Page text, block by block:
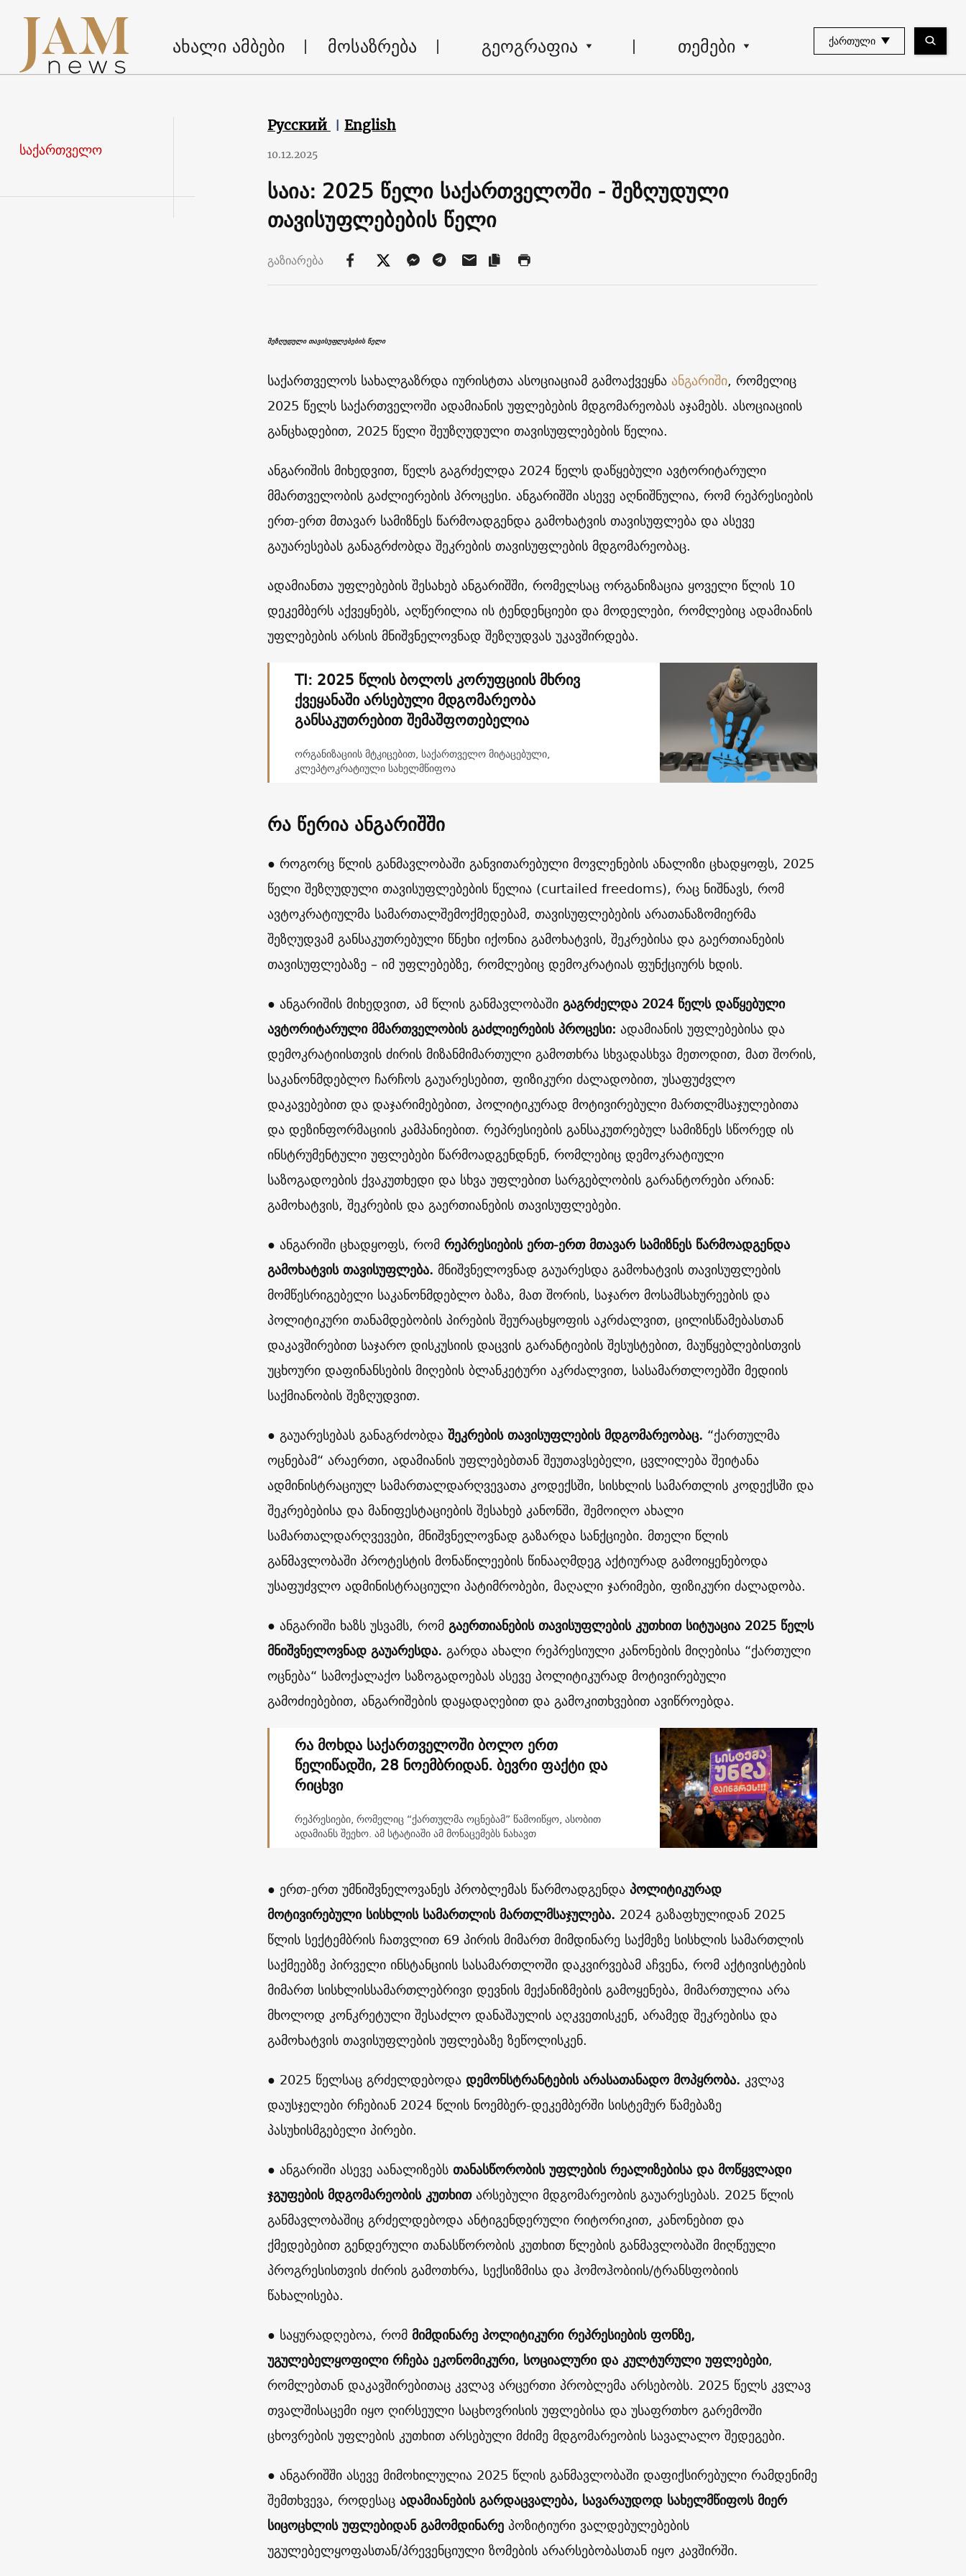
ახალი ამბები მოსაზრება გეოგრაფია თემები ᲥᲐᲠᲗᲣᲚᲘ
საქართველო
Русский English
10.12.2025
საია: 2025 წელი საქართველოში - შეზღუდული
თავისუფლებების წელი
გაზიარება
შეზღუდული თავისუფლებების წელი
საქართველოს სახალგაზრდა იურისტთა ასოციაციამ გამოაქვეყნა ანგარიში, რომელიც
2025 წელს საქართველოში ადამიანის უფლებების მდგომარეობას აჯამებს. ასოციაციის
განცხადებით, 2025 წელი შეუზღუდული თავისუფლებების წელია.
ანგარიშის მიხედვით, წელს გაგრძელდა 2024 წელს დაწყებული ავტორიტარული
მმართველობის გაძლიერების პროცესი. ანგარიშში ასევე აღნიშნულია, რომ რეპრესიების
ერთ-ერთ მთავარ სამიზნეს წარმოადგენდა გამოხატვის თავისუფლება და ასევე
გაუარესებას განაგრძობდა შეკრების თავისუფლების მდგომარეობაც.
ადამიანთა უფლებების შესახებ ანგარიშში, რომელსაც ორგანიზაცია ყოველი წლის 10
დეკემბერს აქვეყნებს, აღწერილია ის ტენდენციები და მოდელები, რომლებიც ადამიანის
უფლებების არსის მნიშვნელოვნად შეზღუდვას უკავშირდება.
TI: 2025 წლის ბოლოს კორუფციის მხრივ
ქვეყანაში არსებული მდგომარეობა
განსაკუთრებით შემაშფოთებელია
ორგანიზაციის მტკიცებით, საქართველო მიტაცებული,
კლეპტოკრატიული სახელმწიფოა
რა წერია ანგარიშში
● როგორც წლის განმავლობაში განვითარებული მოვლენების ანალიზი ცხადყოფს, 2025
წელი შეზღუდული თავისუფლებების წელია (curtailed freedoms), რაც ნიშნავს, რომ
ავტოკრატიულმა სამართალშემოქმედებამ, თავისუფლებების არათანაზომიერმა
შეზღუდვამ განსაკუთრებული წნეხი იქონია გამოხატვის, შეკრებისა და გაერთიანების
თავისუფლებაზე – იმ უფლებებზე, რომლებიც დემოკრატიას ფუნქციურს ხდის.
● ანგარიშის მიხედვით, ამ წლის განმავლობაშიგაგრძელდა 2024 წელს დაწყებული
ავტორიტარული მმართველობის გაძლიერების პროცესი: ადამიანის უფლებებისა და
დემოკრატიისთვის ძირის მიზანმიმართული გამოთხრა სხვადასხვა მეთოდით, მათ შორის,
საკანონმდებლო ჩარჩოს გაუარესებით, ფიზიკური ძალადობით, უსაფუძვლო
დაკავებებით და დაჯარიმებებით, პოლიტიკურად მოტივირებული მართლმსაჯულებითა
და დეზინფორმაციის კამპანიებით. რეპრესიების განსაკუთრებულ სამიზნეს სწორედ ის
ინსტრუმენტული უფლებები წარმოადგენდნენ, რომლებიც დემოკრატიული
საზოგადოების ქვაკუთხედი და სხვა უფლებით სარგებლობის გარანტორები არიან:
გამოხატვის, შეკრების და გაერთიანების თავისუფლებები.
● ანგარიში ცხადყოფს, რომრეპრესიების ერთ-ერთ მთავარ სამიზნეს წარმოადგენდა
გამოხატვის თავისუფლება. მნიშვნელოვნად გაუარესდა გამოხატვის თავისუფლების
მომწესრიგებელი საკანონმდებლო ბაზა, მათ შორის, საჯარო მოსამსახურეების და
პოლიტიკური თანამდებობის პირების შეურაცხყოფის აკრძალვით, ცილისწამებასთან
დაკავშირებით საჯარო დისკუსიის დაცვის გარანტიების შესუსტებით, მაუწყებლებისთვის
უცხოური დაფინანსების მიღების ბლანკეტური აკრძალვით, სასამართლოებში მედიის
საქმიანობის შეზღუდვით.
● გაუარესებას განაგრძობდაშეკრების თავისუფლების მდგომარეობაც. “ქართულმა
ოცნებამ“ არაერთი, ადამიანის უფლებებთან შეუთავსებელი, ცვლილება შეიტანა
ადმინისტრაციულ სამართალდარღვევათა კოდექსში, სისხლის სამართლის კოდექსში და
შეკრებებისა და მანიფესტაციების შესახებ კანონში, შემოიღო ახალი
სამართალდარღვევები, მნიშვნელოვნად გაზარდა სანქციები. მთელი წლის
განმავლობაში პროტესტის მონაწილეების წინააღმდეგ აქტიურად გამოიყენებოდა
უსაფუძვლო ადმინისტრაციული პატიმრობები, მაღალი ჯარიმები, ფიზიკური ძალადობა.
● ანგარიში ხაზს უსვამს, რომგაერთიანების თავისუფლების კუთხით სიტუაცია 2025 წელს
მნიშვნელოვნად გაუარესდა. გარდა ახალი რეპრესიული კანონების მიღებისა “ქართული
ოცნება“ სამოქალაქო საზოგადოებას ასევე პოლიტიკურად მოტივირებული
გამოძიებებით, ანგარიშების დაყადაღებით და გამოკითხვებით ავიწროებდა.
რა მოხდა საქართველოში ბოლო ერთ
წელიწადში, 28 ნოემბრიდან. ბევრი ფაქტი და
რიცხვი
რეპრესიები, რომელიც “ქართულმა ოცნებამ” წამოიწყო, ასობით
ადამიანს შეეხო. ამ სტატიაში ამ მონაცემებს ნახავთ
● ერთ-ერთ უმნიშვნელოვანეს პრობლემას წარმოადგენდაპოლიტიკურად
მოტივირებული სისხლის სამართლის მართლმსაჯულება. 2024 გაზაფხულიდან 2025
წლის სექტემბრის ჩათვლით 69 პირის მიმართ მიმდინარე საქმეზე სისხლის სამართლის
საქმეებზე პირველი ინსტანციის სასამართლოში დაკვირვებამ აჩვენა, რომ აქტივისტების
მიმართ სისხლისსამართლებრივი დევნის მექანიზმების გამოყენება, მიმართულია არა
მხოლოდ კონკრეტული შესაძლო დანაშაულის აღკვეთისკენ, არამედ შეკრებისა და
გამოხატვის თავისუფლების უფლებაზე ზეწოლისკენ.
● 2025 წელსაც გრძელდებოდა დემონსტრანტების არასათანადო მოპყრობა. კვლავ
დაუსჯელები რჩებიან 2024 წლის ნოემბერ-დეკემბერში სისტემურ წამებაზე
პასუხისმგებელი პირები.
● ანგარიში ასევე აანალიზებსთანასწორობის უფლების რეალიზებისა და მოწყვლადი
ჯგუფების მდგომარეობის კუთხითარსებული მდგომარეობის გაუარესებას. 2025 წლის
განმავლობაშიც გრძელდებოდა ანტიგენდერული რიტორიკით, კანონებით და
ქმედებებით გენდერული თანასწორობის კუთხით წლების განმავლობაში მიღწეული
პროგრესისთვის ძირის გამოთხრა, სექსიზმისა და ჰომოჰობიის/ტრანსფობიის
წახალისება.
● საყურადღებოა, რომმიმდინარე პოლიტიკური რეპრესიების ფონზე,
უგულებელყოფილი რჩება ეკონომიკური, სოციალური და კულტურული უფლებები,
რომლებთან დაკავშირებითაც კვლავ არცერთი პრობლემა არსებობს. 2025 წელს კვლავ
თვალშისაცემი იყო ღირსეული საცხოვრისის უფლებისა და უსაფრთხო გარემოში
ცხოვრების უფლების კუთხით არსებული მძიმე მდგომარეობის სავალალო შედეგები.
● ანგარიშში ასევე მიმოხილულია 2025 წლის განმავლობაში დაფიქსირებული რამდენიმე
შემთხვევა, როდესაც ადამიანების გარდაცვალება, სავარაუდოდ სახელმწიფოს მიერ
სიცოცხლის უფლებიდან გამომდინარეპოზიტიური ვალდებულებების
უგულებელყოფასთან/პრევენციული ზომების არარსებობასთან იყო კავშირში.